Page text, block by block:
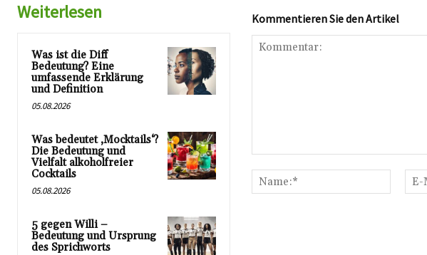
Weiterlesen
Was ist die Diff
Bedeutung? Eine
umfassende Erklärung
und Definition
05.08.2026
Was bedeutet ‚Mocktails‘?
Die Bedeutung und
Vielfalt alkoholfreier
Cocktails
05.08.2026
5 gegen Willi –
Bedeutung und Ursprung
des Sprichworts
Kommentieren Sie den Artikel
Name:*